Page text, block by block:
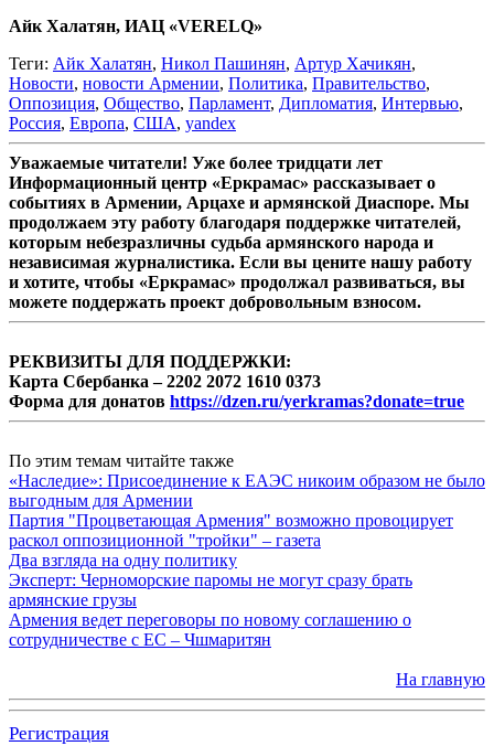
Айк Халатян, ИАЦ «VERELQ»
Теги: Айк Халатян, Никол Пашинян, Артур Хачикян,
Новости, новости Армении, Политика, Правительство,
Оппозиция, Общество, Парламент, Дипломатия, Интервью,
Россия, Европа, США, yandex
Уважаемые читатели! Уже более тридцати лет
Информационный центр «Еркрамас» рассказывает о
событиях в Армении, Арцахе и армянской Диаспоре. Мы
продолжаем эту работу благодаря поддержке читателей,
которым небезразличны судьба армянского народа и
независимая журналистика. Если вы цените нашу работу
и хотите, чтобы «Еркрамас» продолжал развиваться, вы
можете поддержать проект добровольным взносом.
РЕКВИЗИТЫ ДЛЯ ПОДДЕРЖКИ:
Карта Сбербанка – 2202 2072 1610 0373
Форма для донатов https://dzen.ru/yerkramas?donate=true
По этим темам читайте также
«Наследие»: Присоединение к ЕАЭС никоим образом не было
выгодным для Армении
Партия "Процветающая Армения" возможно провоцирует
раскол оппозиционной "тройки" – газета
Два взгляда на одну политику
Эксперт: Черноморские паромы не могут сразу брать
армянские грузы
Армения ведет переговоры по новому соглашению о
сотрудничестве с ЕС – Чшмаритян
На главную
Регистрация